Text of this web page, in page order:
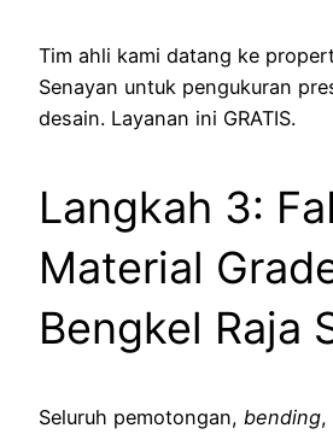
Tim ahli kami datang ke
Senayan untuk pengukuran
desain. Layanan ini GRATIS.
Langkah 3:
Material
Bengkel Raja
Seluruh pemotongan, bending,